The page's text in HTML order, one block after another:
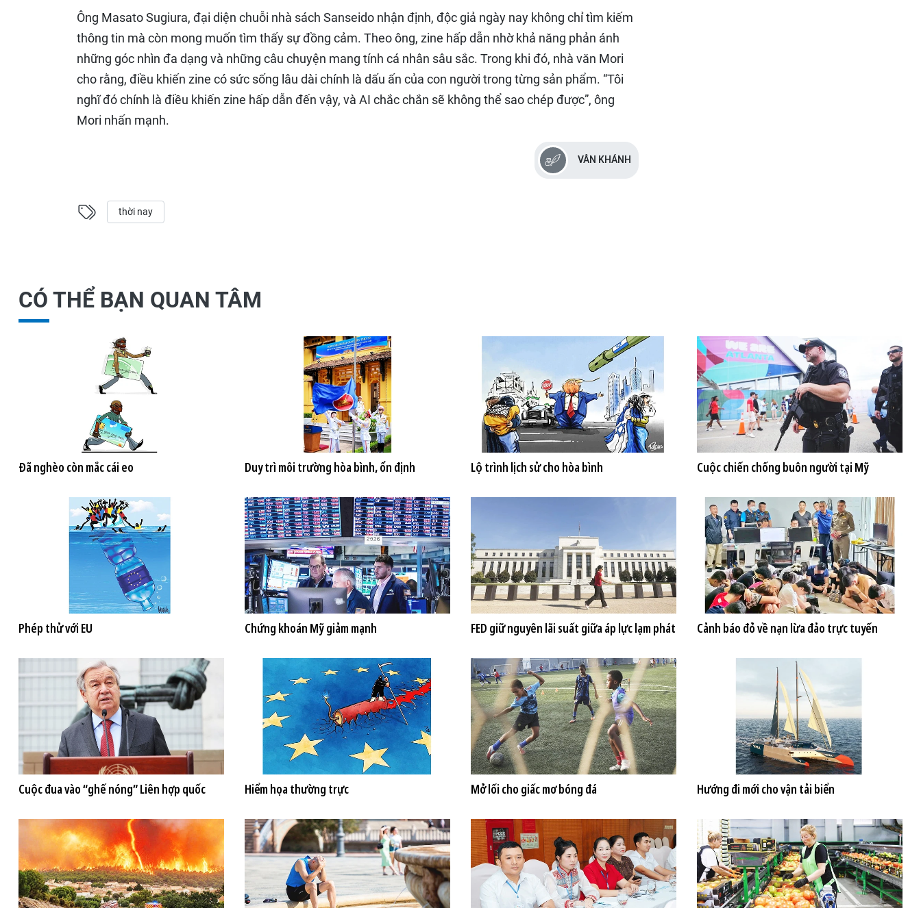
Ông Masato Sugiura, đại diện chuỗi nhà sách Sanseido nhận định, độc giả ngày nay không chỉ tìm kiếm
thông tin mà còn mong muốn tìm thấy sự đồng cảm. Theo ông, zine hấp dẫn nhờ khả năng phản ánh
những góc nhìn đa dạng và những câu chuyện mang tính cá nhân sâu sắc. Trong khi đó, nhà văn Mori
cho rằng, điều khiến zine có sức sống lâu dài chính là dấu ấn của con người trong từng sản phẩm. “Tôi
nghĩ đó chính là điều khiến zine hấp dẫn đến vậy, và AI chắc chắn sẽ không thể sao chép được”, ông
Mori nhấn mạnh.
VÂN KHÁNH
thời nay
CÓ THỂ BẠN QUAN TÂM
Đã nghèo còn mắc cái eo Duy trì môi trường hòa bình, ổn định Lộ trình lịch sử cho hòa bình Cuộc chiến chống buôn người tại Mỹ
Phép thử với EU Chứng khoán Mỹ giảm mạnh FED giữ nguyên lãi suất giữa áp lực lạm phát Cảnh báo đỏ về nạn lừa đảo trực tuyến
Cuộc đua vào “ghế nóng” Liên hợp quốc Hiểm họa thường trực Mở lối cho giấc mơ bóng đá Hướng đi mới cho vận tải biển